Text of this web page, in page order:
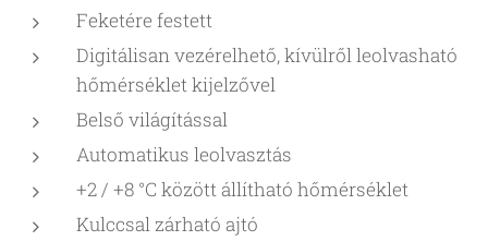
Feketére festett
Digitálisan vezérelhető, kívülről leolvasható
hőmérséklet kijelzővel
Belső világítással
Automatikus leolvasztás
+2 / +8 °C között állítható hőmérséklet
Kulccsal zárható ajtó